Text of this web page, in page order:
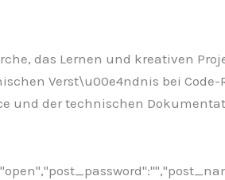
das Lernen und kreativen
Verst\u00e4ndnis bei
und der technischen